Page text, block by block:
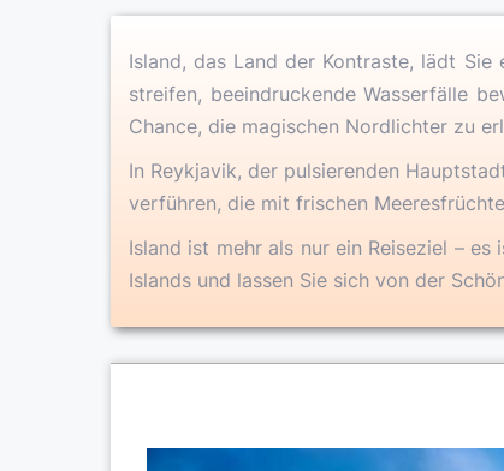
Island, das Land der Kontraste, lädt
streifen, beeindruckende Wasserfälle
Chance, die magischen Nordlichter zu
In Reykjavik, der pulsierenden
verführen, die mit frischen
Island ist mehr als nur ein Reiseziel –
Islands und lassen Sie sich von der